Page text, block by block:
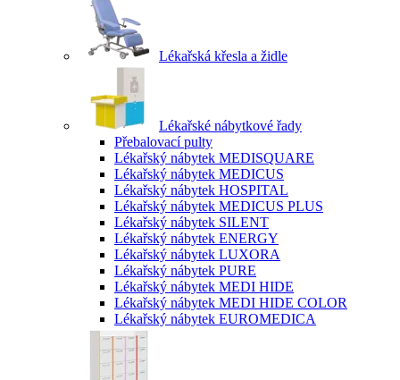
Lékařská křesla a židle
Lékařské nábytkové řady
Přebalovací pulty
Lékařský nábytek MEDISQUARE
Lékařský nábytek MEDICUS
Lékařský nábytek HOSPITAL
Lékařský nábytek MEDICUS PLUS
Lékařský nábytek SILENT
Lékařský nábytek ENERGY
Lékařský nábytek LUXORA
Lékařský nábytek PURE
Lékařský nábytek MEDI HIDE
Lékařský nábytek MEDI HIDE COLOR
Lékařský nábytek EUROMEDICA